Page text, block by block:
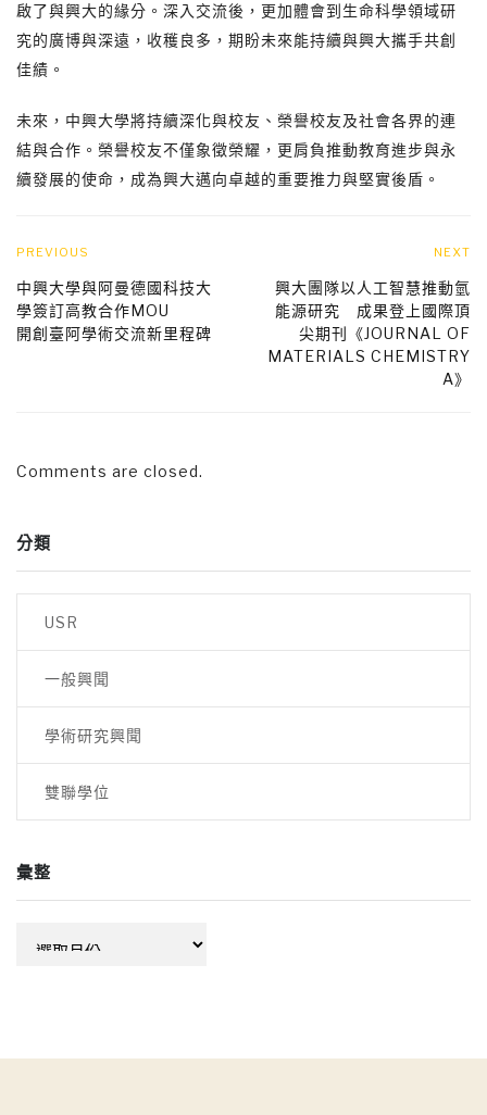
啟了與興大的緣分。深入交流後，更加體會到生命科學領域研
究的廣博與深遠，收穫良多，期盼未來能持續與興大攜手共創
佳績。
未來，中興大學將持續深化與校友、榮譽校友及社會各界的連
結與合作。榮譽校友不僅象徵榮耀，更肩負推動教育進步與永
續發展的使命，成為興大邁向卓越的重要推力與堅實後盾。
PREVIOUS
中興大學與阿曼德國科技大
學簽訂高教合作MOU
開創臺阿學術交流新里程碑
NEXT
興大團隊以人工智慧推動氫
能源研究 成果登上國際頂
尖期刊《JOURNAL OF
MATERIALS CHEMISTRY
A》
Comments are closed.
分類
USR
一般興聞
學術研究興聞
雙聯學位
彙整